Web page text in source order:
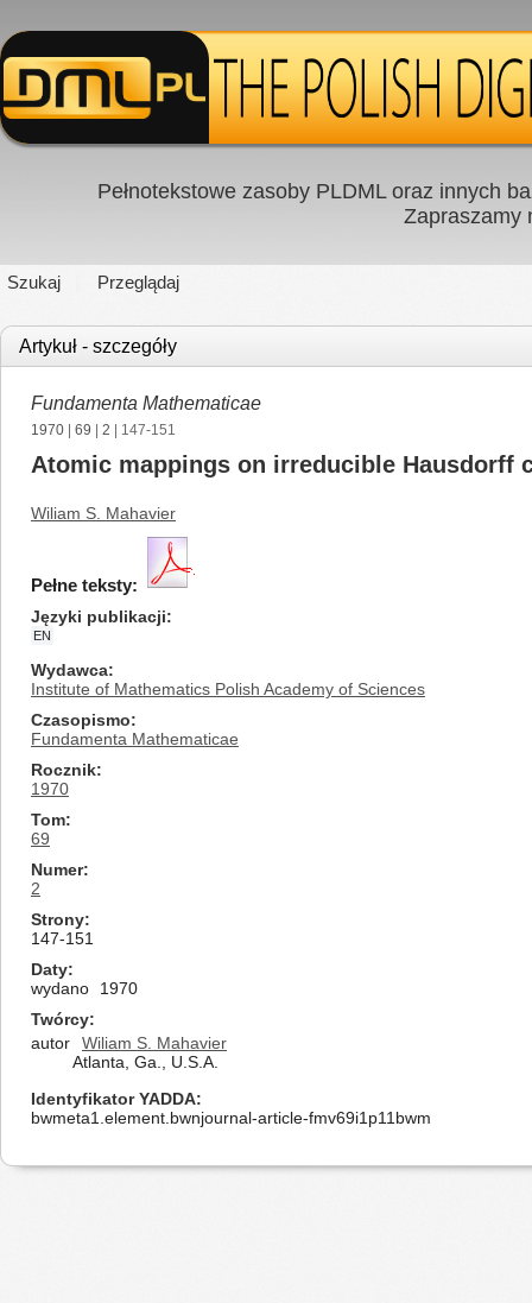
Pełnotekstowe zasoby PLDML oraz innych
Zapraszamy
Szukaj Przeglądaj
Artykuł - szczegóły
Fundamenta Mathematicae
1970 69 2 | 147-151
Atomic mappings on irreducible Hausdorff
Wiliam S. Mahavier
Pełne teksty:
Języki publikacji
EN
Wydawca
Institute of Mathematics Polish Academy of Sciences
Czasopismo
Fundamenta Mathematicae
Rocznik
1970
Tom
69
Numer
2
Strony
147-151
Daty
wydano
1970
Twórcy
autor
Wiliam S. Mahavier
Atlanta, Ga., U.S.A.
Identyfikator YADDA
bwmeta1.element.bwnjournal-article-fmv69i1p11bwm